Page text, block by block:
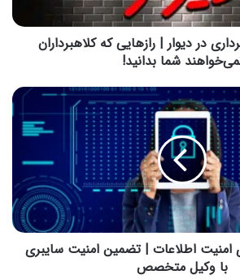
در دیوار | رازهایی که کلاهبرداران
شما بدانید!
امنیت اطلاعات | تضمین امنیت سایبری
با وکیل متخصص